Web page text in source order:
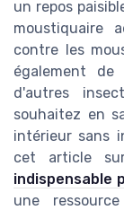
un repos
moustiquaire
contre les
également
d'autres
souhaitez en
intérieur sans
cet article
indispensable
une